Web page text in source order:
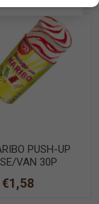
PUSH-UP
VAN 30P
€1,58